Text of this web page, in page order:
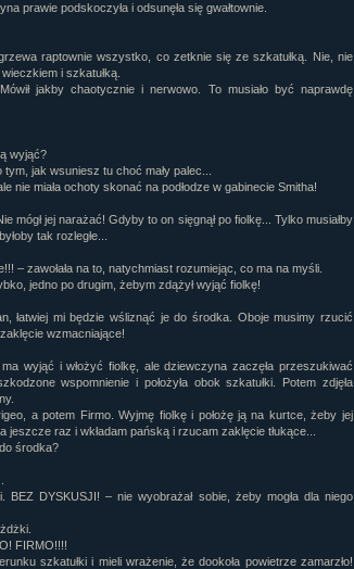
prawie podskoczyła i odsunęła się gwałtownie.
raptownie wszystko, co zetknie się ze szkatułką. Nie, nie
i szkatułką.
jakby chaotycznie i nerwowo. To musiało być naprawdę
wyjąć?
jak wsuniesz tu choć mały palec...
nie miała ochoty skonać na podłodze w gabinecie Smitha!
mógł jej narażać! Gdyby to on sięgnął po fiolkę... Tylko musiałby
tak rozległe...
– zawołała na to, natychmiast rozumiejąc, co ma na myśli.
jedno po drugim, żebym zdążył wyjąć fiolkę!
łatwiej mi będzie wśliznąć je do środka. Oboje musimy rzucić
wzmacniające!
wyjąć i włożyć fiolkę, ale dziewczyna zaczęła przeszukiwać
wspomnienie i położyła obok szkatułki. Potem zdjęła
a potem Firmo. Wyjmę fiolkę i położę ją na kurtce, żeby jej
raz i wkładam pańską i rzucam zaklęcie tłukące...
środka?
DYSKUSJI! – nie wyobrażał sobie, żeby mogła dla niego
FIRMO!!!!
szkatułki i mieli wrażenie, że dookoła powietrze zamarzło!